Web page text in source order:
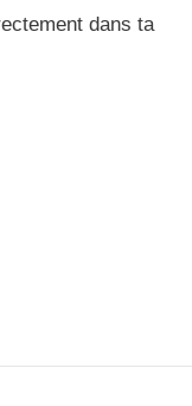
dans ta